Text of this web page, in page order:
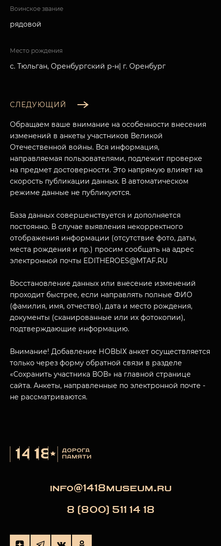
МУЗЕЙНЫЙ КОМПЛЕКС
ПОСЕТИТЕЛЯМ
НАЗАД
Воинское звание
рядовой
Место рождения
с. Тюльган, Оренбургский р-н| г. Оренбург
СЛЕДУЮЩИЙ
Обращаем ваше внимание на особенности внесения
изменений в анкеты участников Великой
Отечественной войны. Вся информация,
направляемая пользователями, подлежит проверке
на предмет достоверности. Это напрямую влияет на
скорость публикации данных. В автоматическом
режиме данные не публикуются.
База данных совершенствуется и дополняется
постоянно. В случае выявления некорректного
отображения информации (отсутствие фото, даты,
места рождения и пр.) просим сообщать на адрес
электронной почты EDITHEROES@MTAF.RU
Восстановление данных или внесение изменений
проходит быстрее, если направлять полные ФИО
(фамилия, имя, отчество), дата и место рождения,
документы (сканированные или их фотокопии),
подтверждающие информацию.
Внимание! Добавление НОВЫХ анкет осуществляется
только через форму обратной связи в разделе
«Сохранить участника ВОВ» на главной странице
сайта. Анкеты, направленные по электронной почте -
не рассматриваются.
info@1418museum.ru
8 (800) 511 14 18